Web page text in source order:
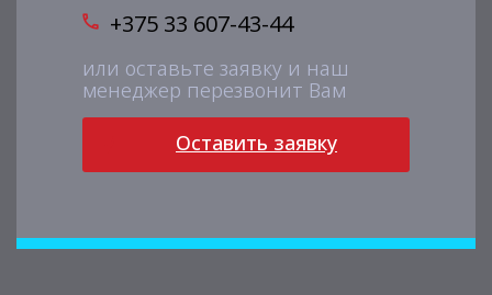
+375 33 607-43-44
или оставьте заявку и наш
менеджер перезвонит Вам
Оставить заявку